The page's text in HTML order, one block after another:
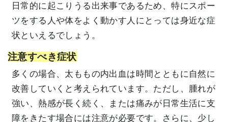
日常的に起こりうる出来事であるため、特にスポー
ツをする人や体をよく動かす人にとっては身近な症
状といえるでしょう。
注意すべき症状
多くの場合、太ももの内出血は時間とともに自然に
改善していくと考えられています。ただし、腫れが
強い、熱感が長く続く、または痛みが日常生活に支
障をきたす場合には注意が必要です。さらに、少し